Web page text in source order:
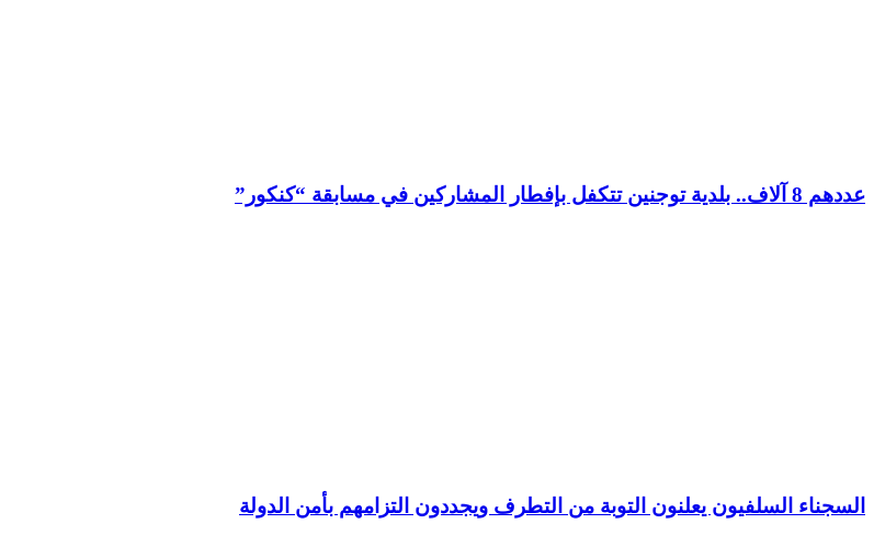
عددهم 8 آلاف.. بلدية توجنين تتكفل بإفطار المشاركين في مسابقة “كنكور”
السجناء السلفيون يعلنون التوبة من التطرف ويجددون التزامهم بأمن الدولة